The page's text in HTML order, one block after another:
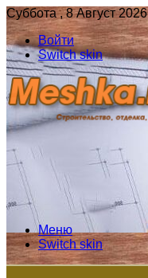
Суббота , 8 Август 2026
Войти
Switch skin
Меню
Switch skin